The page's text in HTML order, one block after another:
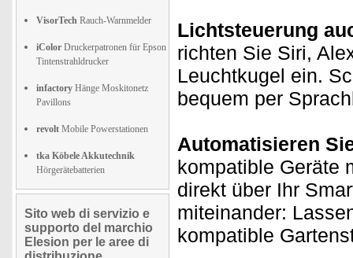
VisorTech Rauch-Warnmelder
iColor Druckerpatronen für Epson
Tintenstrahldrucker
infactory Hänge Moskitonetz
Pavillons
revolt Mobile Powerstationen
tka Köbele Akkutechnik
Hörgerätebatterien
Sito web di servizio e
supporto del marchio
Elesion per le aree di
Lichtsteuerung
richten Sie Siri,
Leuchtkugel ein.
bequem per
Automatisieren
kompatible Geräte
direkt über Ihr
miteinander:
kompatible